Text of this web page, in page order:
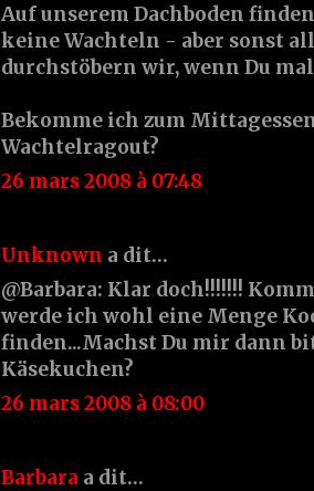
Auf unserem Dachboden
keine Wachteln - aber sonst
durchstöbern wir, wenn Du
Bekomme ich zum
Wachtelragout?
26 mars 2008 à 07:48
Unknown a dit…
@Barbara: Klar doch!!!!!!!
werde ich wohl eine Menge
finden...Machst Du mir dann
Käsekuchen?
26 mars 2008 à 08:00
Barbara a dit…